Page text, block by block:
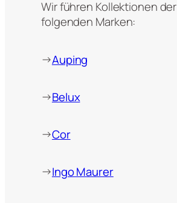
Wir führen Kollektionen der
folgenden Marken:
→Auping
→Belux
→Cor
→Ingo Maurer